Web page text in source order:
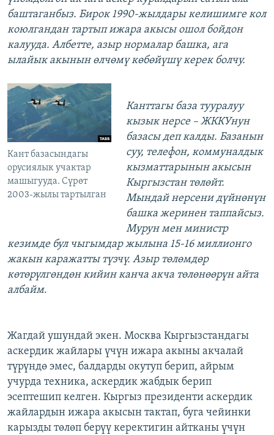
баштаганбыз. Бирок 1990-жылдары келишимге кол
коюлгандан тартып ижара акысы ошол бойдон
калууда. Албетте, азыр нормалар башка, ага
ылайык акынын өлчөмү көбөйүшү керек болчу.
Кант базасындагы
орусиялык учактар
машыгууда. Сүрөт
2003-жылы тартылган
Канттагы база тууралуу
кызык нерсе – ЖККУнун
базасы деп калды. Базанын
суу, телефон, коммуналдык
кызматтарынын акысын
Кыргызстан төлөйт.
Мындай нерсени дүйнөнүн
башка жеринен таппайсыз.
Мурун мен министр
кезимде бул чыгымдар жылына 15-16 миллионго
жакын каражатты түзчү. Азыр төлөмдөр
көтөрүлгөндөн кийин канча акча төлөнөөрүн айта
албайм.
Жагдай ушундай экен. Москва Кыргызстандагы
аскердик жайлары үчүн ижара акыны акчалай
түрүндө эмес, балдарды окутуп берип, айрым
учурда техника, аскердик жабдык берип
эсептешип келген. Кыргыз президенти аскердик
жайлардын ижара акысын тактап, буга чейинки
карызды төлөп берүү керектигин айтканы үчүн